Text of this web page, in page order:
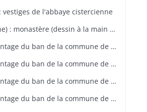
vestiges de l'abbaye cistercienne
Bebenhausen (Allemagne) : monastère (dessin à la main de 1683)
Blotzheim : plan et arpentage du ban de la commune de Blotzheim (plan dressé sur ordre de l'intendant vers 1765)
Blotzheim : plan et arpentage du ban de la commune de Blotzheim (plan dressé sur ordre de l'intendant vers 1765)
Blotzheim : plan et arpentage du ban de la commune de Blotzheim (plan dressé sur ordre de l'intendant vers 1765)
Blotzheim : plan et arpentage du ban de la commune de Blotzheim (plan dressé sur ordre de l'intendant vers 1765)